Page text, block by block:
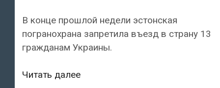
В конце прошлой недели эстонская
погранохрана запретила въезд в страну 13
гражданам Украины.
Читать далееПогранохрана